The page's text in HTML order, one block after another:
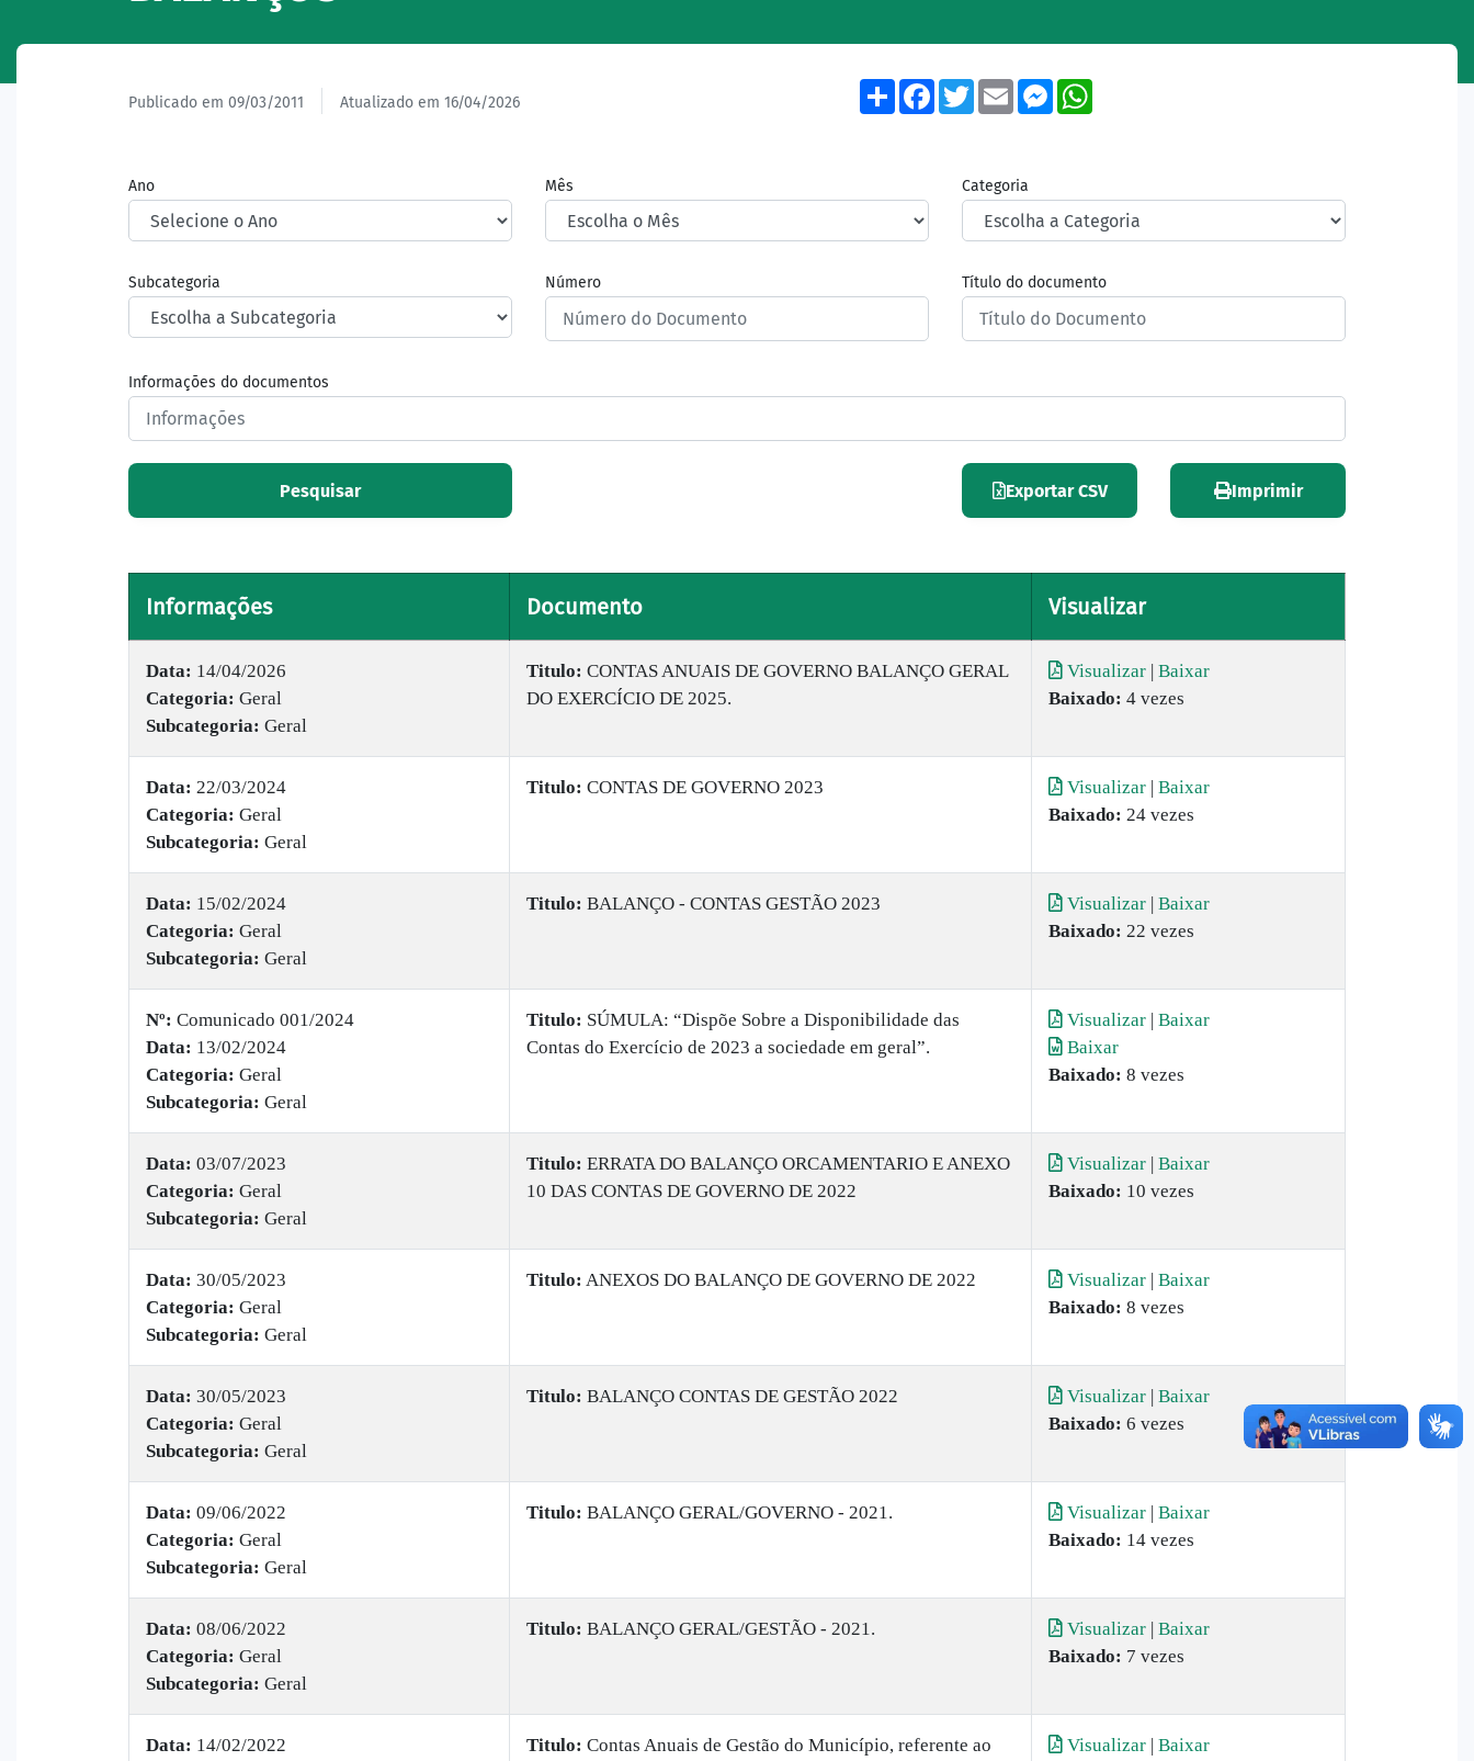
Publicado em 09/03/2011 Atualizado em 16/04/2026
ShareFacebook
TwitterEmailMessenger
Ano Mês Categoria
Subcategoria Número Título do documento
Informações do documentos
Pesquisar Exportar CSV Imprimir
Informações Documento Visualizar
Data: 14/04/2026
Categoria: Geral
Subcategoria: Geral
Titulo: CONTAS ANUAIS DE GOVERNO BALANÇO GERAL
DO EXERCÍCIO DE 2025.
Visualizar | Baixar
Baixado: 4 vezes
Data: 22/03/2024
Categoria: Geral
Subcategoria: Geral
Titulo: CONTAS DE GOVERNO 2023 Visualizar | Baixar
Baixado: 24 vezes
Data: 15/02/2024
Categoria: Geral
Subcategoria: Geral
Titulo: BALANÇO - CONTAS GESTÃO 2023 Visualizar | Baixar
Baixado: 22 vezes
Nº: Comunicado 001/2024
Data: 13/02/2024
Categoria: Geral
Subcategoria: Geral
Titulo: SÚMULA: “Dispõe Sobre a Disponibilidade das
Contas do Exercício de 2023 a sociedade em geral”.
Visualizar | Baixar
Baixar
Baixado: 8 vezes
Data: 03/07/2023
Categoria: Geral
Subcategoria: Geral
Titulo: ERRATA DO BALANÇO ORCAMENTARIO E ANEXO
10 DAS CONTAS DE GOVERNO DE 2022
Visualizar | Baixar
Baixado: 10 vezes
Data: 30/05/2023
Categoria: Geral
Subcategoria: Geral
Titulo: ANEXOS DO BALANÇO DE GOVERNO DE 2022 Visualizar | Baixar
Baixado: 8 vezes
Data: 30/05/2023
Categoria: Geral
Subcategoria: Geral
Titulo: BALANÇO CONTAS DE GESTÃO 2022 Visualizar | Baixar
Baixado: 6 vezes
Data: 09/06/2022
Categoria: Geral
Subcategoria: Geral
Titulo: BALANÇO GERAL/GOVERNO - 2021. Visualizar | Baixar
Baixado: 14 vezes
Data: 08/06/2022
Categoria: Geral
Subcategoria: Geral
Titulo: BALANÇO GERAL/GESTÃO - 2021. Visualizar | Baixar
Baixado: 7 vezes
Data: 14/02/2022
Titulo: Contas Anuais de Gestão do Município, referente ao
Visualizar | Baixar